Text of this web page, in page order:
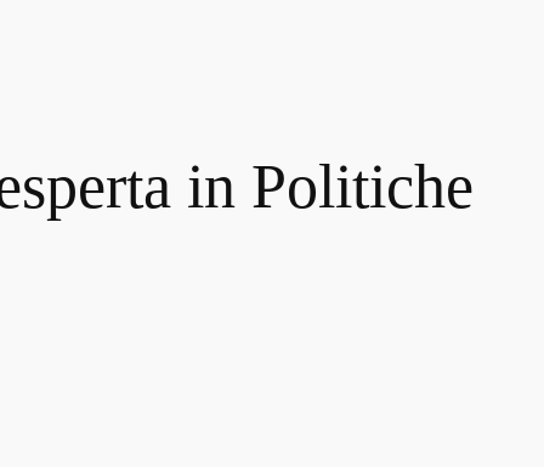
in Politiche